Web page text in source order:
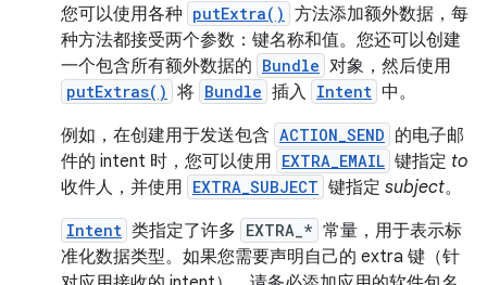
您可以使用各种 putExtra() 方法添加额外数据，每
种方法都接受两个参数：键名称和值。您还可以创建
一个包含所有额外数据的 Bundle 对象，然后使用
putExtras() 将 Bundle 插入 Intent 中。
例如，在创建用于发送包含 ACTION_SEND 的电子邮
件的 intent 时，您可以使用 EXTRA_EMAIL 键指定 to
收件人，并使用 EXTRA_SUBJECT 键指定 subject。
Intent 类指定了许多 EXTRA_* 常量，用于表示标
准化数据类型。如果您需要声明自己的 extra 键（针